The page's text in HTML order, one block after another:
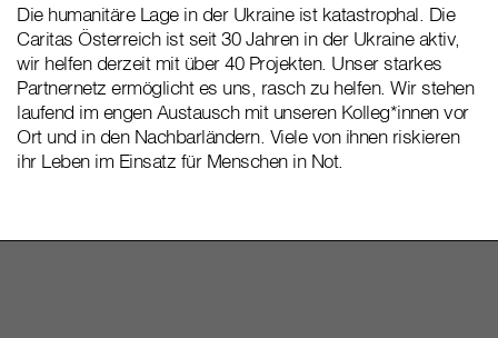
Die humanitäre Lage in der Ukraine ist katastrophal. Die
Caritas Österreich ist seit 30 Jahren in der Ukraine aktiv,
wir helfen derzeit mit über 40 Projekten. Unser starkes
Partnernetz ermöglicht es uns, rasch zu helfen. Wir stehen
laufend im engen Austausch mit unseren Kolleg*innen vor
Ort und in den Nachbarländern. Viele von ihnen riskieren
ihr Leben im Einsatz für Menschen in Not.